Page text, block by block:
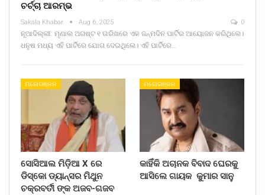
ଚର୍ଚ୍ଚା ଆରମ୍ଭ
Sakala Khabar Aug 6, 2025 0
ନୂଆଦିଲ୍ଲୀ: ମୃଣାଲ ଅଗଷ୍ଟ ୧ ତାରିଖରେ ଏକ ଜନ୍ମଦିନ ପାର୍ଟିର ଆୟୋଜନ କରିଥିଲେ।
ଧନୁଷ ମଧ୍ୟ ଏହି ପାର୍ଟିରେ ଯୋଗ ଦେଇଥିଲେ। ଏହି ପାର୍ଟିରେ…
ମନୋରଞ୍ଜନ
ସୋସିଆଲ ମିଡ଼ିଆ X ରେ
ଡିସ୍କୋ ଡ୍ୟାନ୍ସର ମିଥୁନ
ଚକ୍ରବର୍ତୀ ଙ୍କ ଅଜବ-ଗଜବ
ମନୋରଞ୍ଜନ
କାହିଁକି ଅଚାନକ ବିବାଦ ଘେରକୁ
ଆସିଲେ ଗାୟକ କୁମାର ସାନୁ